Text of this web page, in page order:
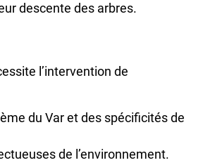
descente des arbres.
l’intervention de
du Var et des spécificités de
de l’environnement.